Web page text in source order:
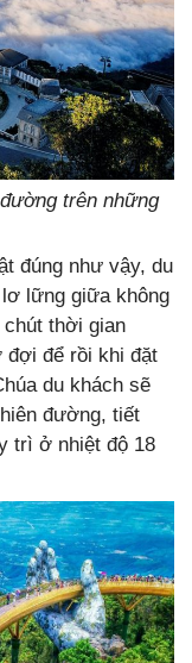
trên những
đúng như vậy, du
lững giữa không
thời gian
đợi để rồi khi đặt
du khách sẽ
đường, tiết
trì ở nhiệt độ 18